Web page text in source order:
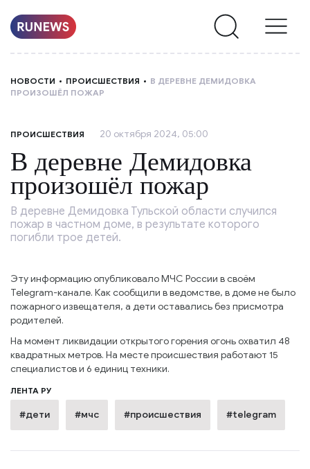
О
НАС
НОВОСТИ ПРОИСШЕСТВИЯ
В ДЕРЕВНЕ ДЕМИДОВКА
ПРОИЗОШЁЛ ПОЖАР
ПРОИСШЕСТВИЯ 20 октября 2024, 05:00
В деревне Демидовка
произошёл пожар
В деревне Демидовка Тульской области случился
пожар в частном доме, в результате которого
погибли трое детей.
Эту информацию опубликовало МЧС России в своём
Telegram-канале. Как сообщили в ведомстве, в доме не было
пожарного извещателя, а дети оставались без присмотра
родителей.
На момент ликвидации открытого горения огонь охватил 48
квадратных метров. На месте происшествия работают 15
специалистов и 6 единиц техники.
ЛЕНТА РУ
#дети #мчс #происшествия #telegram